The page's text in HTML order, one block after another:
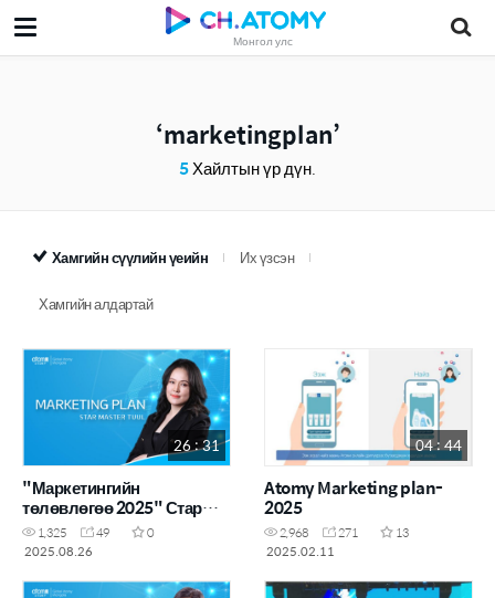
Монгол улс
marketingplan
5Хайлтын үр дүн.
Хамгийн сүүлийн үеийн
Их үзсэн
Хамгийн алдартай
26 : 31
"Маркетингийн
төлөвлөгөө 2025" Стар
Мастер Ж.Туул
1,325 49
0
2025.08.26
04 : 44
Atomy Marketing plan-
2025
2,968 271
13
2025.02.11